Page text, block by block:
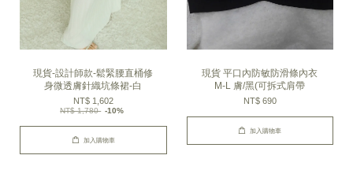
現貨-設計師款-鬆緊腰直桶修
身微透膚針織坑條裙-白
NT$ 1,602
NT$ 1,780 -10%
加入購物車
現貨 平口內防敏防滑條內衣
M-L 膚/黑(可拆式肩帶
NT$ 690
加入購物車